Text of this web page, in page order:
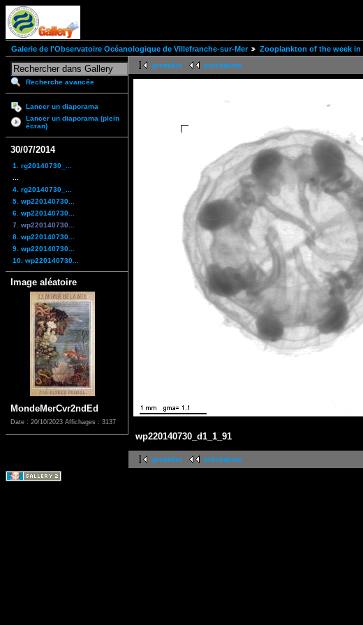
Galerie de l'Observatoire Océanologique de Villefranche-sur-Mer Zooplankton of the week
Recherche avancée
Lancer un diaporama
Lancer un diaporama (plein
écran)
30/07/2014
1. rg20140730_...
4. rg20140730_...
5. wp220140730...
6. wp220140730...
7. wp220140730...
8. wp220140730...
9. wp220140730...
10. wp220140730...
Image aléatoire
MondeMerCvr2ndEd
Date : 20/10/2023 Affichages : 3137
première précédente
wp220140730_d1_1_91
première précédente